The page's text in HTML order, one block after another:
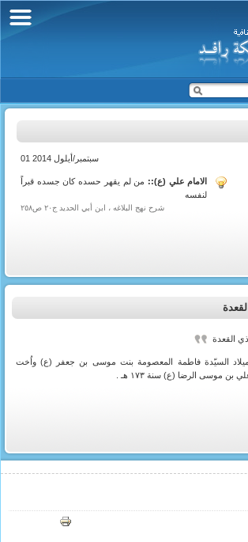
01 سبتمبر/أيلول 2014
الامام علي (ع):: من لم يقهر حسده كان جسده قبراً
لنفسه
شرح نهج البلاغه ، ابن أبي الحديد ج٢٠ ص٢٥٨
السيّدة فاطمة المعصومة بنت موسى بن جعفر (ع) واُخت
بن موسى الرضا (ع) سنة ١٧٣ هـ .